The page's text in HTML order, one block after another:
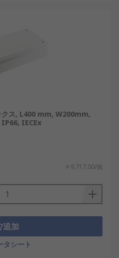
クス, L400 mm, W200mm,
IECEx
￥9,717.00/個
追加
タシート